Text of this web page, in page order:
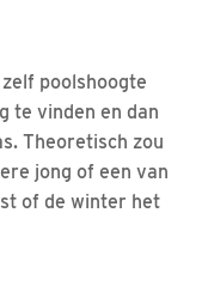
poolshoogte
te vinden en dan
Theoretisch zou
jong of een van
of de winter het